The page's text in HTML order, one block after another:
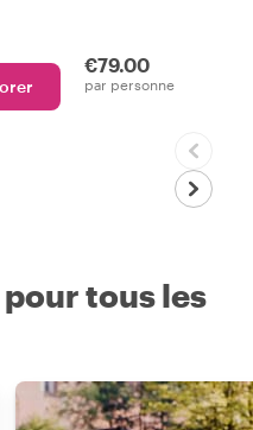
€79.00
par personne
tous les